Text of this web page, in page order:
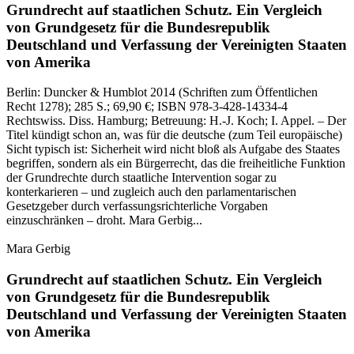
Grundrecht auf staatlichen Schutz. Ein Vergleich
von Grundgesetz für die Bundesrepublik
Deutschland und Verfassung der Vereinigten Staaten
von Amerika
Berlin: Duncker & Humblot 2014 (Schriften zum Öffentlichen
Recht 1278); 285 S.; 69,90 €; ISBN 978-3-428-14334-4
Rechtswiss. Diss. Hamburg; Betreuung: H.‑J. Koch; I. Appel. – Der
Titel kündigt schon an, was für die deutsche (zum Teil europäische)
Sicht typisch ist: Sicherheit wird nicht bloß als Aufgabe des Staates
begriffen, sondern als ein Bürgerrecht, das die freiheitliche Funktion
der Grundrechte durch staatliche Intervention sogar zu
konterkarieren – und zugleich auch den parlamentarischen
Gesetzgeber durch verfassungsrichterliche Vorgaben
einzuschränken – droht. Mara Gerbig...
Mara Gerbig
Grundrecht auf staatlichen Schutz. Ein Vergleich
von Grundgesetz für die Bundesrepublik
Deutschland und Verfassung der Vereinigten Staaten
von Amerika